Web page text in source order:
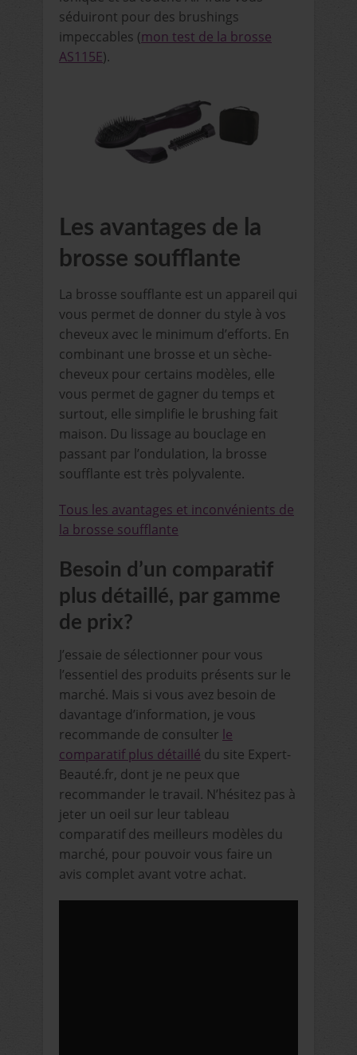
séduiront pour des brushings
impeccables (mon test de la brosse
AS115E).
Les avantages de la
brosse soufflante
La brosse soufflante est un appareil qui
vous permet de donner du style à vos
cheveux avec le minimum d’efforts. En
combinant une brosse et un sèche-
cheveux pour certains modèles, elle
vous permet de gagner du temps et
surtout, elle simplifie le brushing fait
maison. Du lissage au bouclage en
passant par l’ondulation, la brosse
soufflante est très polyvalente.
Tous les avantages et inconvénients de
la brosse soufflante
Besoin d’un comparatif
plus détaillé, par gamme
de prix?
J’essaie de sélectionner pour vous
l’essentiel des produits présents sur le
marché. Mais si vous avez besoin de
davantage d’information, je vous
recommande de consulter le
comparatif plus détaillé du site Expert-
Beauté.fr, dont je ne peux que
recommander le travail. N’hésitez pas à
jeter un oeil sur leur tableau
comparatif des meilleurs modèles du
marché, pour pouvoir vous faire un
avis complet avant votre achat.